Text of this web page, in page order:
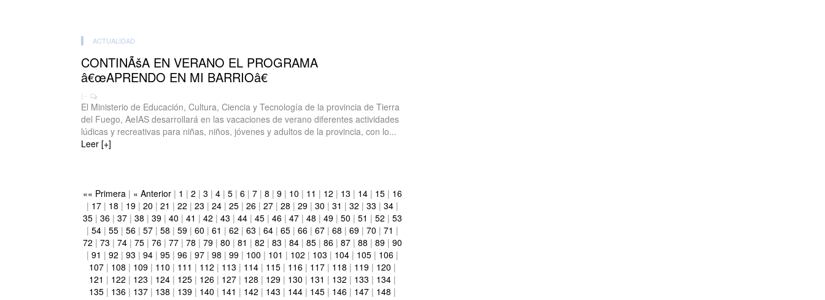
ACTUALIDAD
CONTINÃšA EN VERANO EL PROGRAMA
â€œAPRENDO EN MI BARRIOâ€
| -
El Ministerio de Educación, Cultura, Ciencia y Tecnología de la provincia de Tierra
del Fuego, AeIAS desarrollará en las vacaciones de verano diferentes actividades
lúdicas y recreativas para niñas, niños, jóvenes y adultos de la provincia, con lo...
Leer [+]
«« Primera | « Anterior| 1 | 2 | 3 | 4| 5| 6| 7| 8 | 9| 10 | 11 | 12 | 13 | 14| 15| 16
| 17| 18 | 19| 20 | 21 | 22 | 23 | 24| 25| 26| 27| 28 | 29| 30 | 31 | 32 | 33 | 34|
35| 36| 37| 38 | 39| 40 | 41 | 42 | 43 | 44| 45| 46| 47| 48 | 49| 50 | 51 | 52 | 53
| 54| 55| 56| 57| 58 | 59| 60 | 61 | 62 | 63 | 64| 65| 66| 67| 68 | 69| 70 | 71 |
72 | 73 | 74| 75| 76| 77| 78 | 79| 80 | 81 | 82 | 83 | 84| 85| 86| 87| 88 | 89| 90
| 91 | 92 | 93 | 94| 95| 96| 97| 98 | 99| 100 | 101 | 102 | 103 | 104| 105| 106|
107| 108 | 109| 110 | 111 | 112 | 113 | 114| 115| 116| 117| 118 | 119| 120 |
121 | 122 | 123 | 124| 125| 126| 127| 128 | 129| 130 | 131 | 132 | 133 | 134|
135| 136| 137| 138 | 139| 140 | 141 | 142 | 143 | 144| 145| 146| 147| 148 |